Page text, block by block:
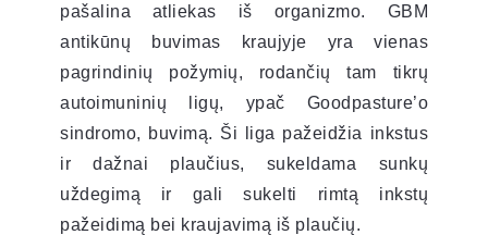
pašalina atliekas iš organizmo. GBM
antikūnų buvimas kraujyje yra vienas
pagrindinių požymių, rodančių tam tikrų
autoimuninių ligų, ypač Goodpasture’o
sindromo, buvimą. Ši liga pažeidžia inkstus
ir dažnai plaučius, sukeldama sunkų
uždegimą ir gali sukelti rimtą inkstų
pažeidimą bei kraujavimą iš plaučių.